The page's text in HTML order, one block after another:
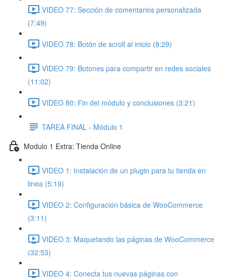
VIDEO 77: Sección de comentarios personalizada
(7:49)
VIDEO 78: Botón de scroll al inicio (8:29)
VIDEO 79: Botones para compartir en redes sociales
(11:02)
VIDEO 80: Fin del módulo y conclusiones (3:21)
TAREA FINAL - Módulo 1
Modulo 1 Extra: Tienda Online
VIDEO 1: Instalación de un plugin para tu tienda en
linea (5:19)
VIDEO 2: Configuración básica de WooCommerce
(3:11)
VIDEO 3: Maquetando las páginas de WooCommerce
(32:53)
VIDEO 4: Conecta tus nuevas páginas con